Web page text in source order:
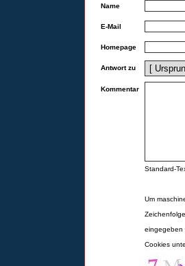
Name
E-Mail
Homepage
Antwort zu
Kommentar
Standard-
Um
eingegeben
Cookies